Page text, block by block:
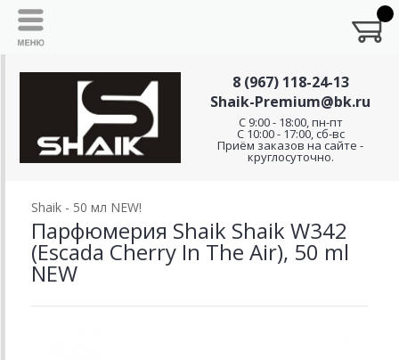
8 (967) 118-24-13
Shaik-Premium@bk.ru
C 9:00 - 18:00, пн-пт
С 10:00 - 17:00, сб-вс
Приём заказов на сайте -
круглосуточно.
Shaik - 50 мл NEW!
Парфюмерия Shaik Shaik W342
(Escada Cherry In The Air), 50 ml
NEW